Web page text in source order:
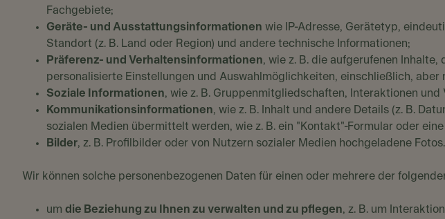
Fachgebiete;
Geräte- und Ausstattungsinformationen wie IP-Adresse, Gerätetyp,
Standort (z. B. Land oder Region) und andere technische Informationen;
Präferenz- und Verhaltensinformationen, wie z. B. die aufgerufenen
personalisierte Einstellungen und Auswahlmöglichkeiten, einschließlich,
Soziale Informationen, wie z. B. Gruppenmitgliedschaften, Interaktionen und
Kommunikationsinformationen, wie z. B. Inhalt und andere Details (z. B.
sozialen Medien übermittelt werden, wie z. B. ein "Kontakt"-Formular oder
Bilder, z. B. Profilbilder oder von Nutzern sozialer Medien hochgeladene Fotos.
Wir können solche personenbezogenen Daten für einen oder mehrere der
um die Beziehung zu Ihnen zu verwalten und zu pflegen, z. B. um